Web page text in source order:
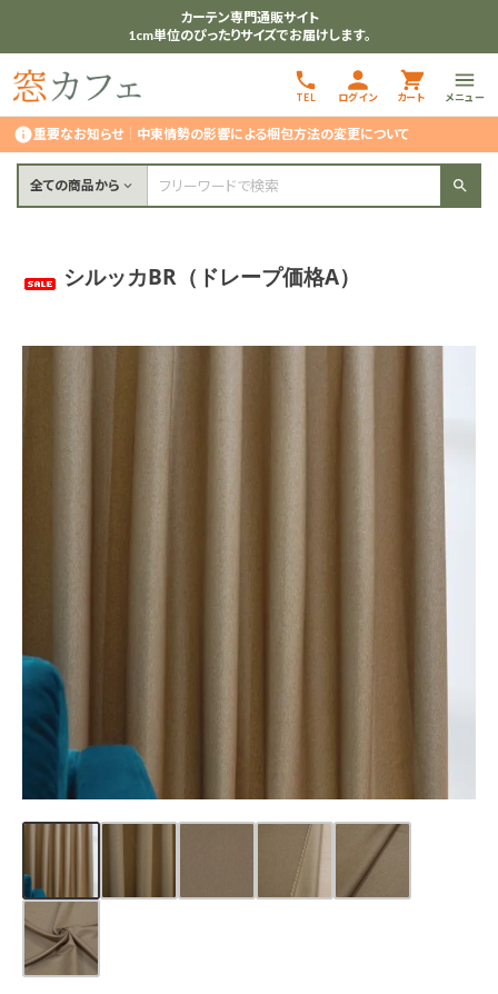
カーテン専門通販サイト
1cm単位のぴったりサイズでお届けします。
TEL ログイン カート メニュー
重要なお知らせ｜ 中東情勢の影響による梱包方法の変更について
全ての商品から
シルッカBR（ドレープ価格A）